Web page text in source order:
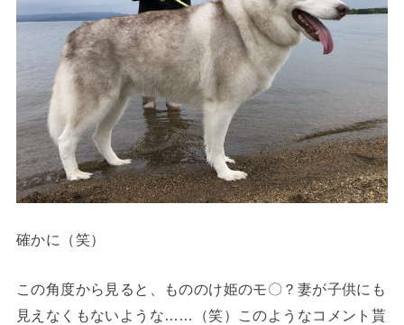
確かに（笑）
この角度から見ると、もののけ姫のモ〇？妻が子供にも
見えなくもないような……（笑）このようなコメント貰